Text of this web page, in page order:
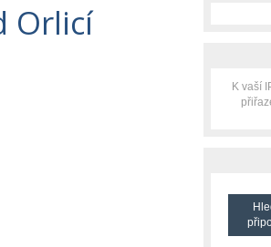
Orlicí
K vaší